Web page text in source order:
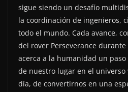
sigue siendo un desafío
la coordinación de ingenieros,
todo el mundo. Cada avance,
del rover Perseverance
acerca a la humanidad un
de nuestro lugar en el
día, de convertirnos en una